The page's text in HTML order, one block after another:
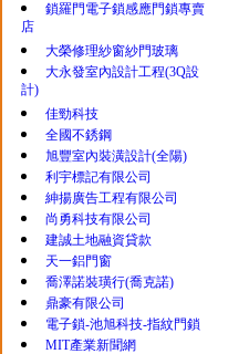
鎖羅門電子鎖感應門鎖專賣
店
大榮修理紗窗紗門玻璃
大永發室內設計工程(3Q設
計)
佳勁科技
全國不銹鋼
旭豐室內裝潢設計(全陽)
利宇標記有限公司
紳揚廣告工程有限公司
尚勇科技有限公司
建誠土地融資貸款
天一鋁門窗
喬澤諾裝璜行(喬克諾)
鼎豪有限公司
電子鎖-池旭科技-指紋門鎖
MIT產業新聞網